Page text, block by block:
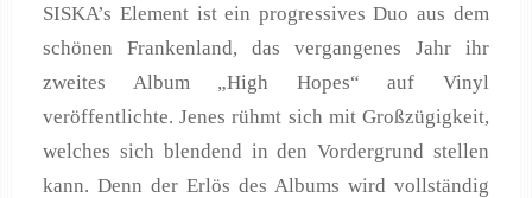
SISKA’s Element ist ein progressives Duo aus dem
schönen Frankenland, das vergangenes Jahr ihr
zweites Album „High Hopes“ auf Vinyl
veröffentlichte. Jenes rühmt sich mit Großzügigkeit,
welches sich blendend in den Vordergrund stellen
kann. Denn der Erlös des Albums wird vollständig